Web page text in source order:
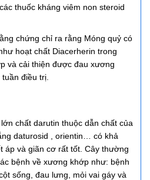
thuốc kháng viêm non steroid
chứng chỉ ra rằng Móng quỷ có
hoạt chất Diacerherin trong
và cải thiện được đau xương
điều trị.
chất darutin thuộc dẫn chất của
daturosid , orientin… có khả
áp và giãn cơ rất tốt. Cây thường
bệnh về xương khớp như: bệnh
sống, đau lưng, mỏi vai gáy và